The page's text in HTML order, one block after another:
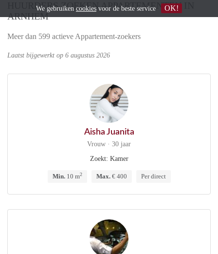
HUURDERS ZOEKEN APPARTEMENTEN IN
ARNHEM
Meer dan 599 actieve Appartement-zoekers
Laatst bijgewerkt op 6 augustus 2026
Aisha Juanita
Vrouw · 30 jaar
Zoekt: Kamer
Min.10 m2 Max.€ 400 Per direct
We gebruiken cookies voor de beste service OK!